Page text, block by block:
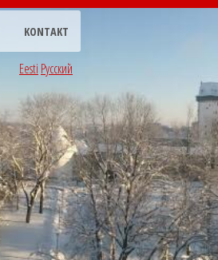
Eesti Русский
KONTAKT